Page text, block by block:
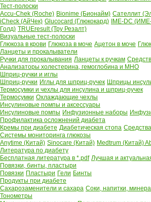
Тест-полоски
Accu-Chek (Roche) Bionime (Бионайм) Сателлит
iCheck (АйЧек) Glucocard (Глюкокард) IME-DC
Голд) TRUEresult (Тру Резалт)
Визуальные тест-полоски
Глюкоза в крови Глюкоза в моче Ацетон в моче
Ланцеты и прокалыватели
Ручки для прокалывания Ланцеты к ручкам
Анализаторы холестерина, гемоглобина и МНО
Шприц-ручки и иглы
Шприц-ручки Иглы для шприц-ручек Шприцы
Термосумки и чехлы для инсулина и шприц-ручек
Термосумки Охлаждающие чехлы
Инсулиновые помпы и аксессуары
Инсулиновые помпы Инфузионные наборы
Профилактика осложнений диабета
Кремы при диабете Диабетическая стопа
Системы мониторинга глюкозы
Anytime (Китай) Sinocare (Китай) Medtrum (Китай)
Литература по диабету
Бесплатная литература в *.pdf Лучшая и
Повязки, бинты, пластыри
Повязки Пластыри Гели Бинты
Продукты при диабете
Сахарозаменители и сахара Соки, напитки,
Тонометры